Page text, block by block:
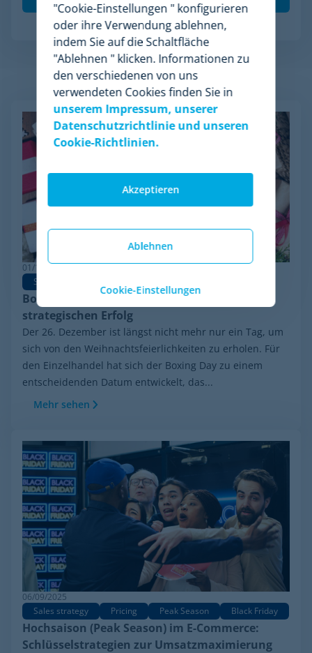
Verwandte Artikel
01/12/2025
Sales strategy
Boxing Day: Vom Lagerabverkauf zum
strategischen Erfolg
Der 26. Dezember ist längst nicht mehr nur ein Tag, um
sich von den Weihnachtsfeierlichkeiten zu erholen. Für
den Einzelhandel hat sich der Boxing Day zu einem
entscheidenden Datum entwickelt, das...
Mehr sehen
06/09/2025
Sales strategy
Pricing Peak Season Black Friday
Hochsaison (Peak Season) im E-Commerce:
Schlüsselstrategien zur Umsatzmaximierung
"Cookie-Einstellungen " konfigurieren
oder ihre Verwendung ablehnen,
indem Sie auf die Schaltfläche
"Ablehnen " klicken. Informationen zu
den verschiedenen von uns
verwendeten Cookies finden Sie in
unserem Impressum, unserer
Datenschutzrichtlinie und unseren
Cookie-Richtlinien.
Ablehnen
Akzeptieren
Cookie-Einstellungen